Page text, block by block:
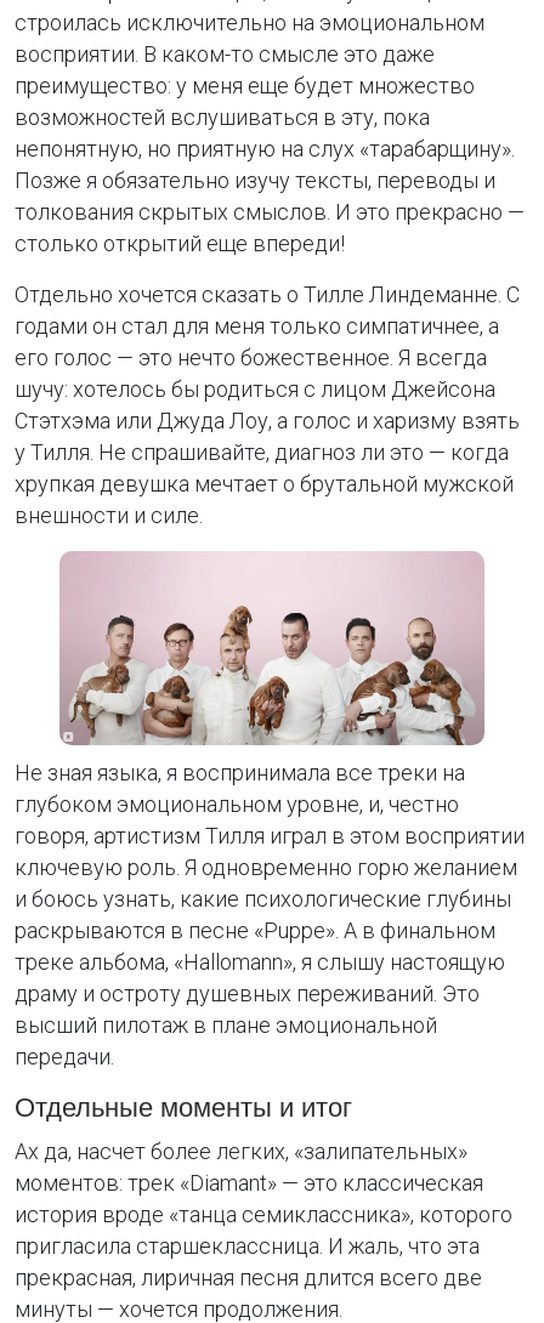
строилась исключительно на эмоциональном
восприятии. В каком-то смысле это даже
преимущество: у меня еще будет множество
возможностей вслушиваться в эту, пока
непонятную, но приятную на слух «тарабарщину».
Позже я обязательно изучу тексты, переводы и
толкования скрытых смыслов. И это прекрасно —
столько открытий еще впереди!
Отдельно хочется сказать о Тилле Линдеманне. С
годами он стал для меня только симпатичнее, а
его голос — это нечто божественное. Я всегда
шучу: хотелось бы родиться с лицом Джейсона
Стэтхэма или Джуда Лоу, а голос и харизму взять
у Тилля. Не спрашивайте, диагноз ли это — когда
хрупкая девушка мечтает о брутальной мужской
внешности и силе.
Не зная языка, я воспринимала все треки на
глубоком эмоциональном уровне, и, честно
говоря, артистизм Тилля играл в этом восприятии
ключевую роль. Я одновременно горю желанием
и боюсь узнать, какие психологические глубины
раскрываются в песне «Puppe». А в финальном
треке альбома, «Hallomann», я слышу настоящую
драму и остроту душевных переживаний. Это
высший пилотаж в плане эмоциональной
передачи.
Отдельные моменты и итог
Ах да, насчет более легких, «залипательных»
моментов: трек «Diamant» — это классическая
история вроде «танца семиклассника», которого
пригласила старшеклассница. И жаль, что эта
прекрасная, лиричная песня длится всего две
минуты — хочется продолжения.